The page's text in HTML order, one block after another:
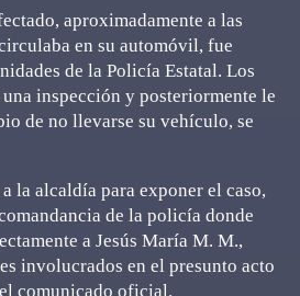
aproximadamente a las
en su automóvil, fue
de la Policía Estatal. Los
inspección y posteriormente le
de no llevarse su vehículo, se
la alcaldía para exponer el caso,
de la policía donde
a Jesús María M. M.,
involucrados en el presunto acto
comunicado oficial.